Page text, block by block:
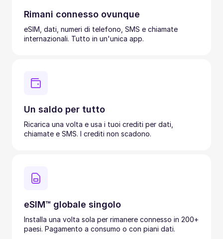
Rimani connesso ovunque
eSIM, dati, numeri di telefono, SMS e chiamate
internazionali. Tutto in un'unica app.
Un saldo per tutto
Ricarica una volta e usa i tuoi crediti per dati,
chiamate e SMS. I crediti non scadono.
eSIM™ globale singolo
Installa una volta sola per rimanere connesso in 200+
paesi. Pagamento a consumo o con piani dati.